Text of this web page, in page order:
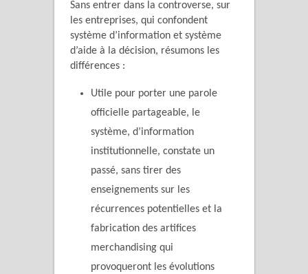
Sans entrer dans la controverse, sur
les entreprises, qui confondent
système d’information et système
d’aide à la décision, résumons les
différences :
Utile pour porter une parole
officielle partageable, le
système, d’information
institutionnelle, constate un
passé, sans tirer des
enseignements sur les
récurrences potentielles et la
fabrication des artifices
merchandising qui
provoqueront les évolutions